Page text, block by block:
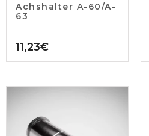
Achshalter A-60/A-
63
11,23€